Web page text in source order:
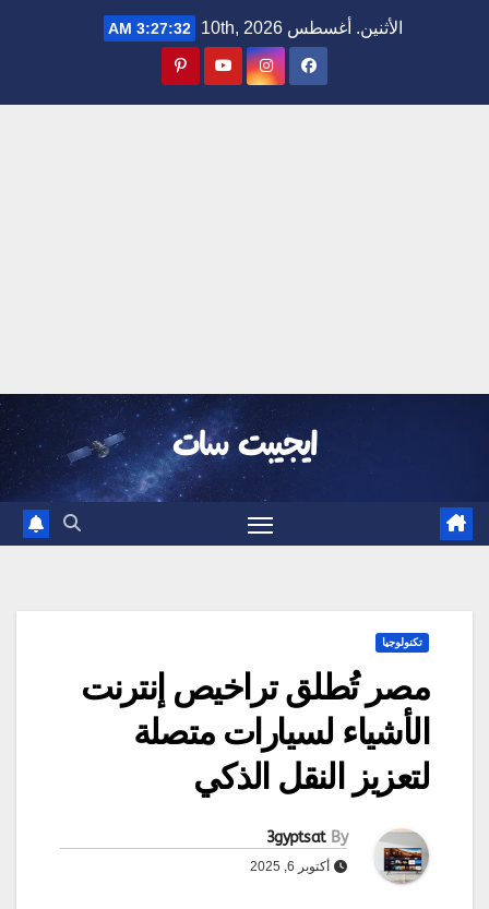
الأثنين. أغسطس 10th, 2026 3:27:32 AM
ايجيبت سات
تكنولوجيا
مصر تُطلق تراخيص إنترنت
الأشياء لسيارات متصلة
لتعزيز النقل الذكي
By
3gyptsat
أكتوبر 6, 2025